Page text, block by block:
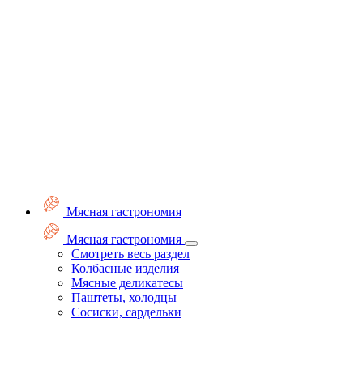
Мясная гастрономия
Мясная гастрономия
Смотреть весь раздел
Колбасные изделия
Мясные деликатесы
Паштеты, холодцы
Сосиски, сардельки